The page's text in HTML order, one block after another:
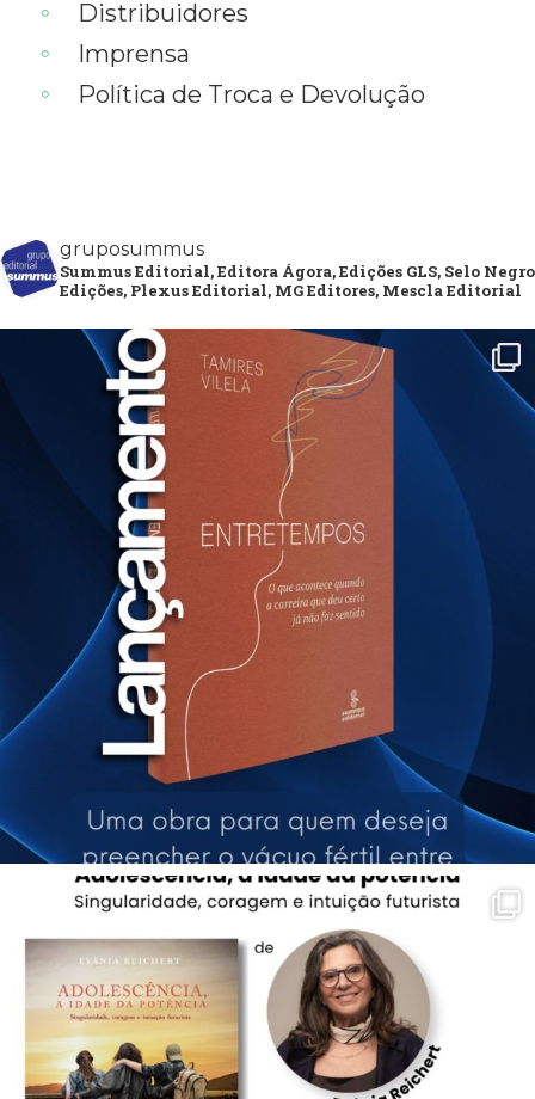
Distribuidores
Imprensa
Política de Troca e Devolução
gruposummus
Summus Editorial, Editora Ágora, Edições GLS, Selo Negro
Edições, Plexus Editorial, MG Editores, Mescla Editorial